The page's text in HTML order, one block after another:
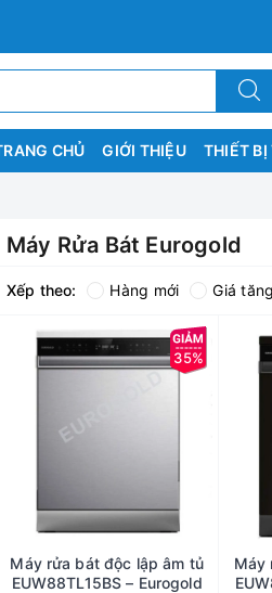
CHỦ GIỚI THIỆU THIẾT BỊ
Máy Rửa Bát Eurogold
Xếp theo: Hàng mới Giá
35%
Máy rửa bát độc lập âm tủ
EUW88TL15BS – Eurogold
Máy